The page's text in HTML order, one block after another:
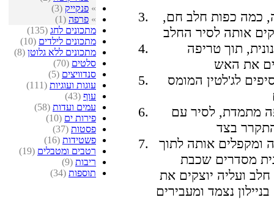
» פנקייק (3)
» פרפה (1)
מתכונים לחג (135)
מתכונים לילדים (10)
מתכונים ללא גלוטן (8)
סלטים (70)
סנדוויצים (5)
עוגות ועוגיות (111)
עוף (43)
עמים ועדות (58)
פירות ים (10)
פסטות (37)
פשטידות (16)
רטבים ומטבלים (19)
ריבות (9)
תוספות (34)
כמה כפות חלב חם,
תוך טריפה
לג'לטין המומס
מתמדת, לסיר עם
ומקפלים אותה לתוך
מסדרים שכבת
ועליה יוצקים את
נצמד ומעבירים